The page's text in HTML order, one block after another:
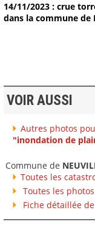
14/11/2023 : crue
dans la commune de
VOIR AUSSI
Autres photos
"inondation de
Commune de
Toutes les
Toutes les photos
Fiche détaillée